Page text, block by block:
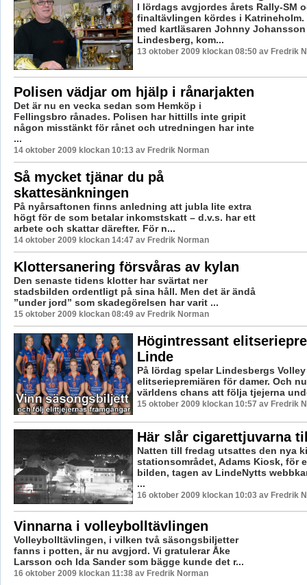
I lördags avgjordes årets Rally-SM
finaltävlingen kördes i
med kartläsaren Johnny
Lindesberg, kom...
13 oktober 2009 klockan 08:50 av Fredrik
Polisen vädjar om hjälp i rånarjakten
Det är nu en vecka sedan som Hemköp i
Fellingsbro rånades. Polisen har hittills inte gripit
någon misstänkt för rånet och utredningen har inte
...
14 oktober 2009 klockan 10:13 av Fredrik Norman
Så mycket tjänar du på
skattesänkningen
På nyårsaftonen finns anledning att jubla lite extra
högt för de som betalar inkomstskatt – d.v.s. har ett
arbete och skattar därefter. För n...
14 oktober 2009 klockan 14:47 av Fredrik Norman
Klottersanering försvåras av kylan
Den senaste tidens klotter har svärtat ner
stadsbilden ordentligt på sina håll. Men det är ändå
”under jord” som skadegörelsen har varit ...
15 oktober 2009 klockan 08:49 av Fredrik Norman
Högintressant
Linde
På lördag spelar Lindesbergs
elitseriepremiären för damer. Och
världens chans att följa tjejerna
15 oktober 2009 klockan 10:57 av Fredrik
Här slår cigarettjuvarna
Natten till fredag utsattes den nya
stationsområdet, Adams Kiosk, för
bilden, tagen av LindeNytts
...
16 oktober 2009 klockan 10:03 av Fredrik
Vinnarna i volleybolltävlingen
Volleybolltävlingen, i vilken två säsongsbiljetter
fanns i potten, är nu avgjord. Vi gratulerar Åke
Larsson och Ida Sander som bägge kunde det r...
16 oktober 2009 klockan 11:38 av Fredrik Norman